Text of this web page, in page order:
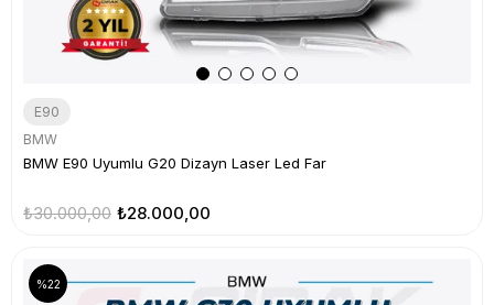
E90
BMW
BMW E90 Uyumlu G20 Dizayn Laser Led Far
₺28.000,00
₺30.000,00
%22